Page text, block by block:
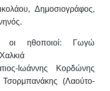
, Δημοσιογράφος,
οι ηθοποιοί:
Γωγώ
Ιωάννης Κορδώνης
(Λαούτο-